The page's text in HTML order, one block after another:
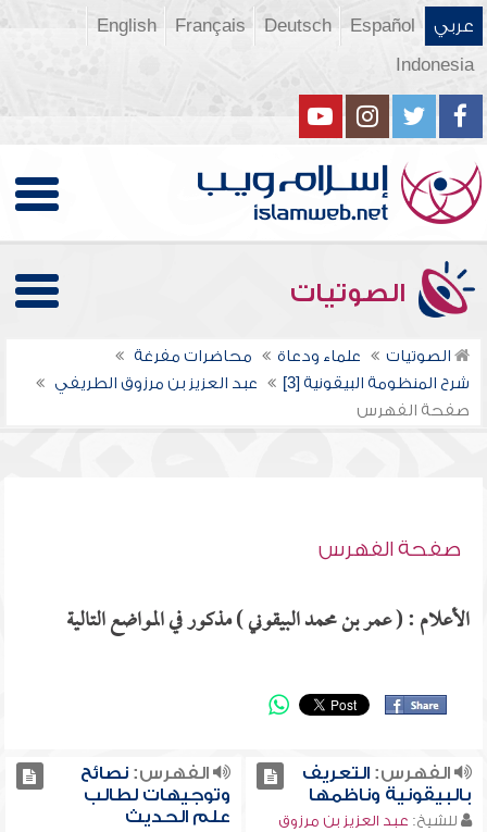
عربي Español
Deutsch
Français
English
Indonesia
الصوتيات
الصوتيات علماء ودعاة
محاضرات مفرغة
شرح المنظومة البيقونية [3]
عبد العزيز بن مرزوق الطريفي
صفحة الفهرس
صفحة الفهرس
الأعلام : ( عمر بن محمد البيقوني ) مذكور في المواضع التالية
الفهرس:التعريف
بالبيقونية وناظمها
للشيخ: عبد العزيز بن مرزوق
الفهرس:نصائح
وتوجيهات لطالب
علم الحديث